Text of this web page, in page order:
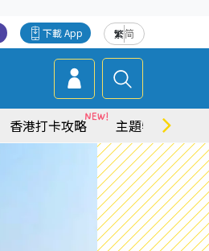
繁简
下載 App
香港打卡攻略 主題特集